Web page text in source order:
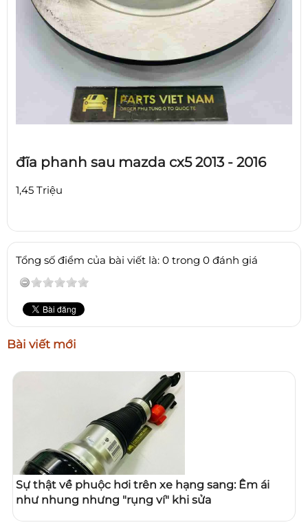
đĩa phanh sau mazda cx5 2013 - 2016
1,45 Triệu
Tổng số điểm của bài viết là: 0 trong 0 đánh giá
Bài viết mới
Sự thật về phuộc hơi trên xe hạng sang: Êm ái
như nhung nhưng "rụng ví" khi sửa